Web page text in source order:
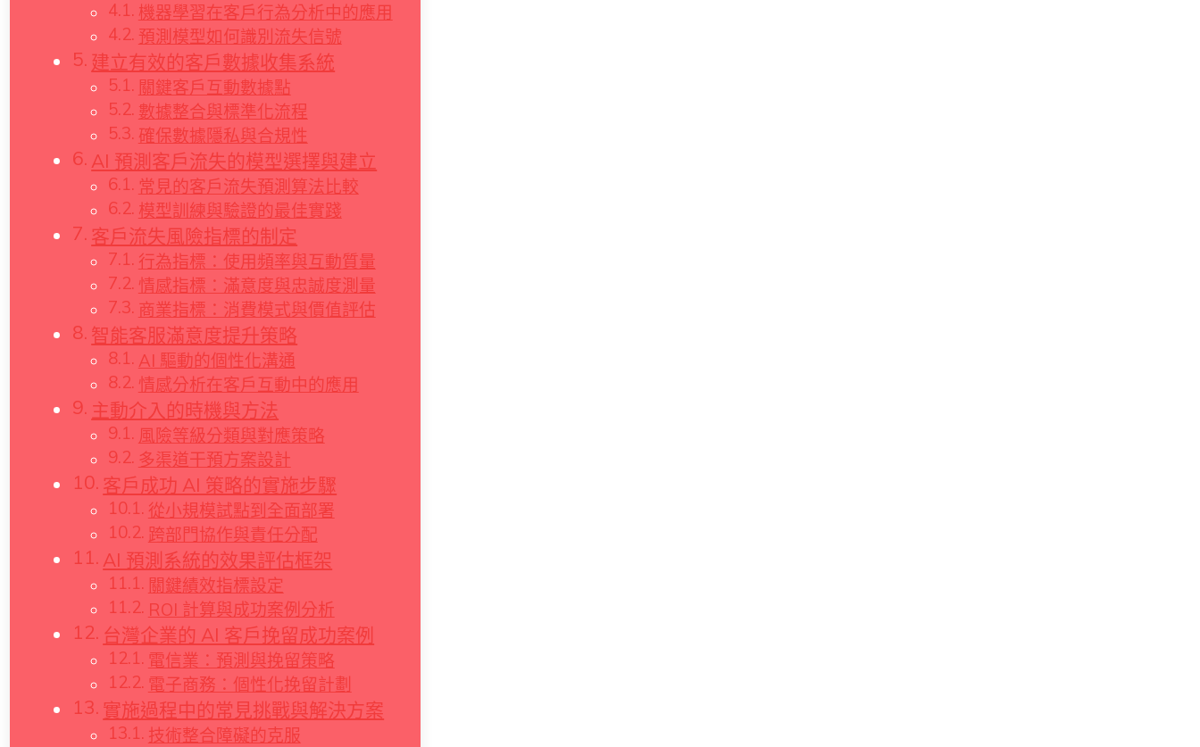
機器學習在客戶行為分析中的應用
預測模型如何識別流失信號
建立有效的客戶數據收集系統
關鍵客戶互動數據點
數據整合與標準化流程
確保數據隱私與合規性
AI 預測客戶流失的模型選擇與建立
常見的客戶流失預測算法比較
模型訓練與驗證的最佳實踐
客戶流失風險指標的制定
行為指標：使用頻率與互動質量
情感指標：滿意度與忠誠度測量
商業指標：消費模式與價值評估
智能客服滿意度提升策略
AI 驅動的個性化溝通
情感分析在客戶互動中的應用
主動介入的時機與方法
風險等級分類與對應策略
多渠道干預方案設計
客戶成功 AI 策略的實施步驟
從小規模試點到全面部署
跨部門協作與責任分配
AI 預測系統的效果評估框架
關鍵績效指標設定
ROI 計算與成功案例分析
台灣企業的 AI 客戶挽留成功案例
電信業：預測與挽留策略
電子商務：個性化挽留計劃
實施過程中的常見挑戰與解決方案
技術整合障礙的克服